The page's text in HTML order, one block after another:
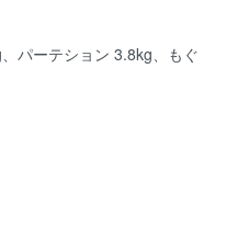
パーテション 3.8kg、もぐ